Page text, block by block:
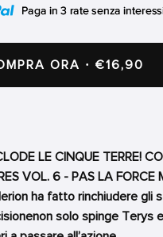
ORA · €16,90
LE CINQUE TERRE!
VOL. 6 - PAS LA
ha fatto rinchiudere gli
solo spinge Terys